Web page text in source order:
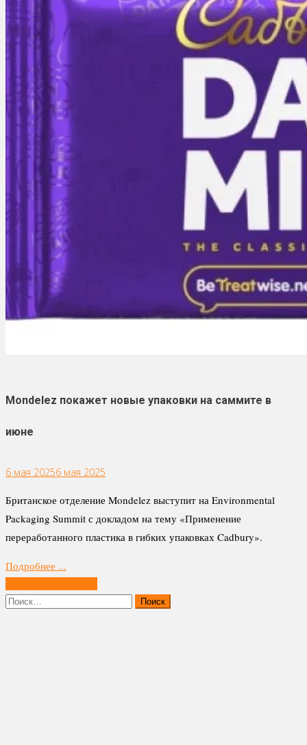
Mondelez покажет новые упаковки на саммите в
июне
6 мая 20256 мая 2025
Британское отделение Mondelez выступит на Environmental
Packaging Summit с докладом на тему «Применение
переработанного пластика в гибких упаковках Cadbury».
Подробнее ...
по
Найти: